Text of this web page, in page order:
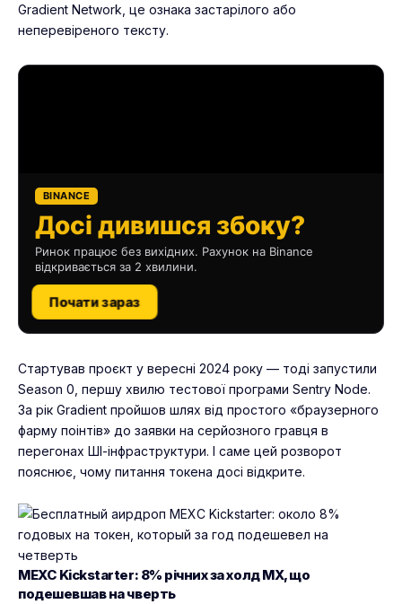
Gradient Network, це ознака застарілого або
неперевіреного тексту.
BINANCE
Досі дивишся збоку?
Ринок працює без вихідних. Рахунок на Binance
відкривається за 2 хвилини.
Почати зараз
Стартував проєкт у вересні 2024 року — тоді запустили
Season 0, першу хвилю тестової програми Sentry Node.
За рік Gradient пройшов шлях від простого «браузерного
фарму поінтів» до заявки на серйозного гравця в
перегонах ШІ-інфраструктури. І саме цей розворот
пояснює, чому питання токена досі відкрите.
MEXC Kickstarter: 8% річних за холд MX, що
подешевшав на чверть